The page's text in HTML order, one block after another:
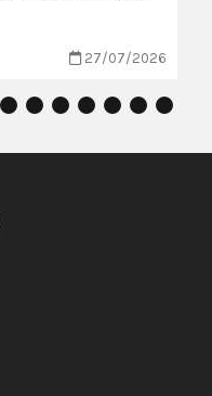
27/07/2026